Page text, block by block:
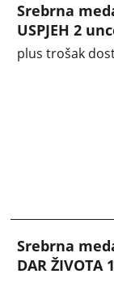
Srebrna
USPJEH 2
plus trošak
Srebrna
DAR ŽIVOTA